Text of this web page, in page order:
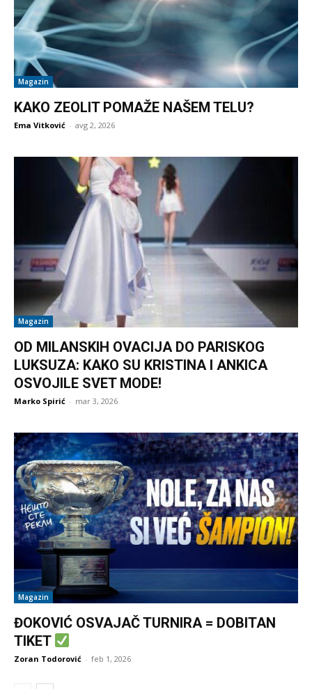
Magazin
KAKO ZEOLIT POMAŽE NAŠEM TELU?
Ema Vitković - avg 2, 2026
Magazin
OD MILANSKIH OVACIJA DO PARISKOG
LUKSUZA: KAKO SU KRISTINA I ANKICA
OSVOJILE SVET MODE!
Marko Spirić - mar 3, 2026
Magazin
ĐOKOVIĆ OSVAJAČ TURNIRA = DOBITAN
TIKET
Zoran Todorović - feb 1, 2026